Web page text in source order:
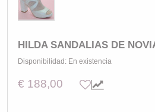
HILDA SANDALIAS DE
Disponibilidad: En existencia
€ 188,00